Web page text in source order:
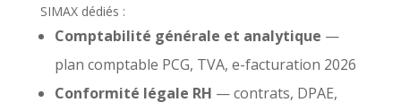
SIMAX dédiés :
Comptabilité générale et analytique —
plan comptable PCG, TVA, e-facturation 2026
Conformité légale RH — contrats, DPAE,